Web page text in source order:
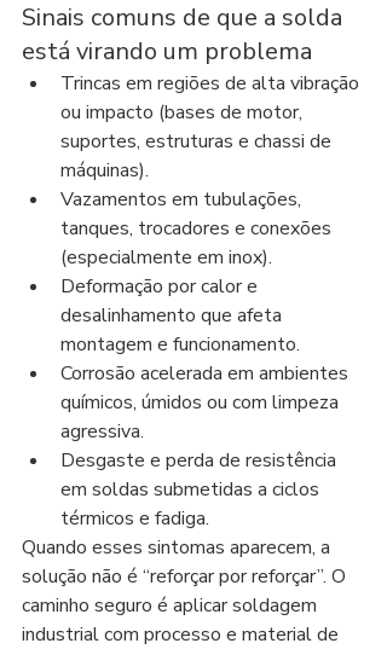
Sinais comuns de que a solda
está virando um problema
Trincas em regiões de alta vibração
ou impacto (bases de motor,
suportes, estruturas e chassi de
máquinas).
Vazamentos em tubulações,
tanques, trocadores e conexões
(especialmente em inox).
Deformação por calor e
desalinhamento que afeta
montagem e funcionamento.
Corrosão acelerada em ambientes
químicos, úmidos ou com limpeza
agressiva.
Desgaste e perda de resistência
em soldas submetidas a ciclos
térmicos e fadiga.
Quando esses sintomas aparecem, a
solução não é “reforçar por reforçar”. O
caminho seguro é aplicar soldagem
industrial com processo e material de